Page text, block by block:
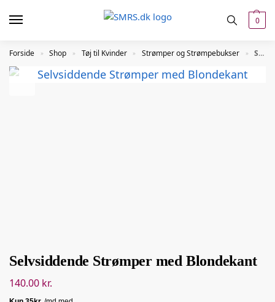
0
Forside » Shop » Tøj til Kvinder » Strømper og Strømpebukser » Selvsiddende Strømper med Blondekant
Selvsiddende Strømper med Blondekant
140.00 kr.